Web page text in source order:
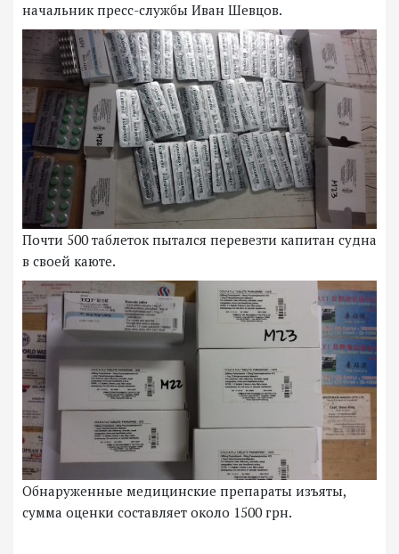
начальник пресс-службы Иван Шевцов.
Почти 500 таблеток пытался перевезти капитан судна
в своей каюте.
Обнаруженные медицинские препараты изъяты,
сумма оценки составляет около 1500 грн.